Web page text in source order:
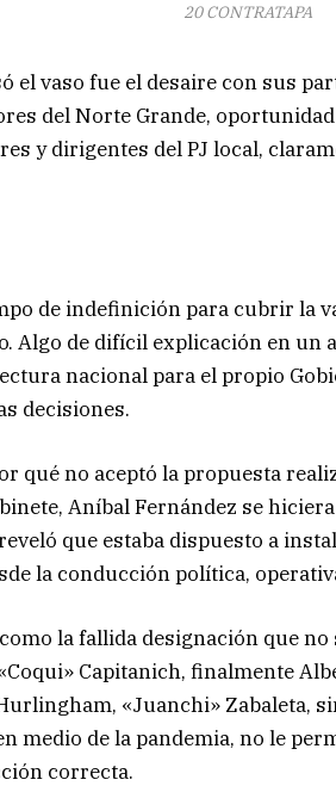
20 CONTRATAPA
el vaso fue el desaire con sus
del Norte Grande,
y dirigentes del PJ local,
de indefinición para cubrir la
Algo de difícil explicación en un
nacional para el propio
decisiones.
qué no aceptó la propuesta
Aníbal Fernández se
que estaba dispuesto a
la conducción política,
la fallida designación que
Capitanich, finalmente
«Juanchi» Zabaleta,
medio de la pandemia, no le
correcta.